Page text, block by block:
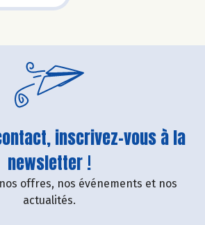
inscrivez-vous à la
newsletter !
offres, nos événements et nos
actualités.